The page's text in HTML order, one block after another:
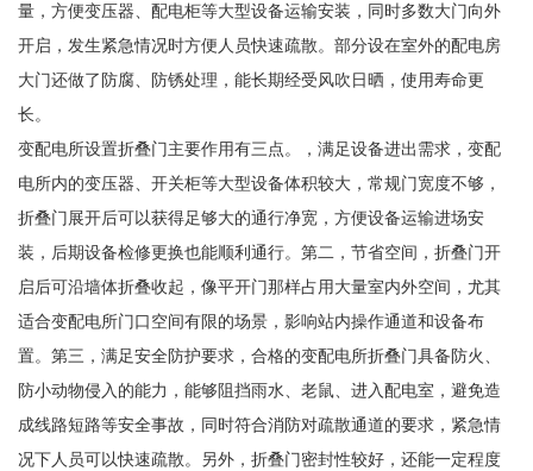
量，方便变压器、配电柜等大型设备运输安装，同时多数大门向外
开启，发生紧急情况时方便人员快速疏散。部分设在室外的配电房
大门还做了防腐、防锈处理，能长期经受风吹日晒，使用寿命更
长。
变配电所设置折叠门主要作用有三点。，满足设备进出需求，变配
电所内的变压器、开关柜等大型设备体积较大，常规门宽度不够，
折叠门展开后可以获得足够大的通行净宽，方便设备运输进场安
装，后期设备检修更换也能顺利通行。第二，节省空间，折叠门开
启后可沿墙体折叠收起，像平开门那样占用大量室内外空间，尤其
适合变配电所门口空间有限的场景，影响站内操作通道和设备布
置。第三，满足安全防护要求，合格的变配电所折叠门具备防火、
防小动物侵入的能力，能够阻挡雨水、老鼠、进入配电室，避免造
成线路短路等安全事故，同时符合消防对疏散通道的要求，紧急情
况下人员可以快速疏散。另外，折叠门密封性较好，还能一定程度